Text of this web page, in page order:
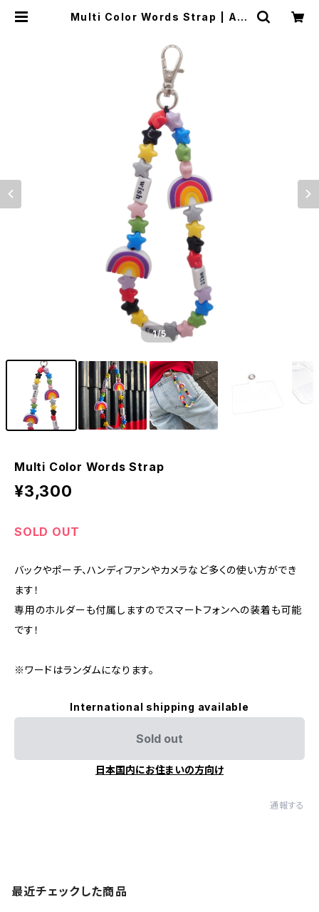
Multi Color Words Strap | Ale
1/5
Multi Color Words Strap
¥3,300
SOLD OUT
バックやポーチ、ハンディファンやカメラなど多くの使い方ができ
ます！
専用のホルダーも付属しますのでスマートフォンへの装着も可能
です！
※ワードはランダムになります。
International shipping available
Sold out
日本国内にお住まいの方向け
通報する
最近チェックした商品